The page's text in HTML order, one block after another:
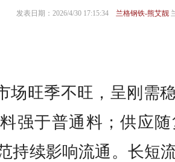
发表日期：2026/4/30 17:15:34兰格钢铁-熊艾靓
旺季不旺，呈刚需
强于普通料；供应
持续影响流通。长短